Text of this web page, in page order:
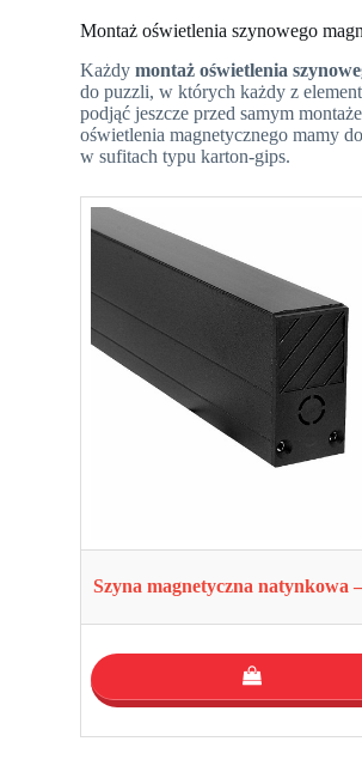
Montaż oświetlenia szynowego
Każdymontaż oświetlenia
do puzzli, w których każdy z
podjąć jeszcze przed samym
oświetlenia magnetycznego mamy
w sufitach typu karton-gips.
Szyna magnetyczna natynkowa